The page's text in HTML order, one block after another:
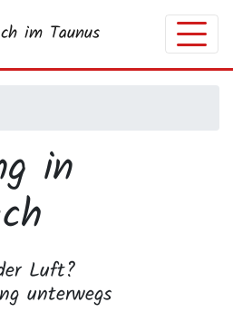
im Taunus
in
Luft?
unterwegs